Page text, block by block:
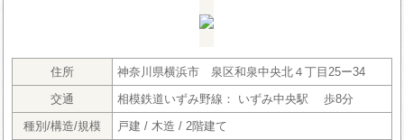
住所
神奈川県横浜市 泉区和泉中央北４丁目25ー34
交通
相模鉄道いずみ野線： いずみ中央駅 歩8分
種別/構造/規模
戸建 / 木造 / 2階建て